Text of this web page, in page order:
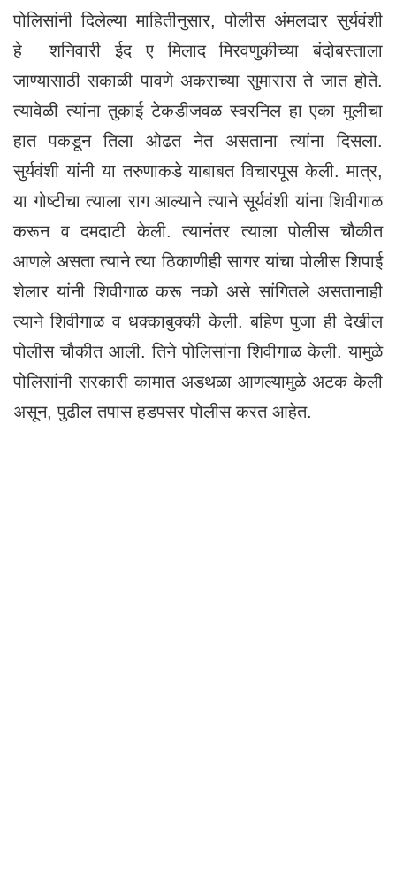
पोलिसांनी दिलेल्या माहितीनुसार, पोलीस अंमलदार सुर्यवंशी
हे शनिवारी ईद ए मिलाद मिरवणुकीच्या बंदोबस्ताला
जाण्यासाठी सकाळी पावणे अकराच्या सुमारास ते जात होते.
त्यावेळी त्यांना तुकाई टेकडीजवळ स्वरनिल हा एका मुलीचा
हात पकडून तिला ओढत नेत असताना त्यांना दिसला.
सुर्यवंशी यांनी या तरुणाकडे याबाबत विचारपूस केली. मात्र,
या गोष्टीचा त्याला राग आल्याने त्याने सूर्यवंशी यांना शिवीगाळ
करून व दमदाटी केली. त्यानंतर त्याला पोलीस चौकीत
आणले असता त्याने त्या ठिकाणीही सागर यांचा पोलीस शिपाई
शेलार यांनी शिवीगाळ करू नको असे सांगितले असतानाही
त्याने शिवीगाळ व धक्काबुक्की केली. बहिण पुजा ही देखील
पोलीस चौकीत आली. तिने पोलिसांना शिवीगाळ केली. यामुळे
पोलिसांनी सरकारी कामात अडथळा आणल्यामुळे अटक केली
असून, पुढील तपास हडपसर पोलीस करत आहेत.